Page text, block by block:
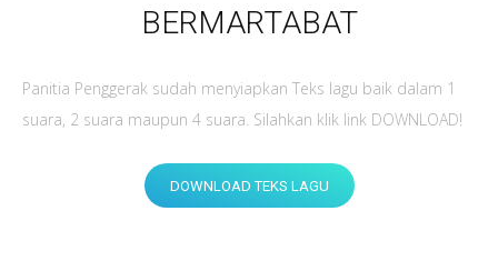
BERMARTABAT
Panitia Penggerak sudah menyiapkan Teks lagu baik dalam 1
suara, 2 suara maupun 4 suara. Silahkan klik link DOWNLOAD!
DOWNLOAD TEKS LAGU